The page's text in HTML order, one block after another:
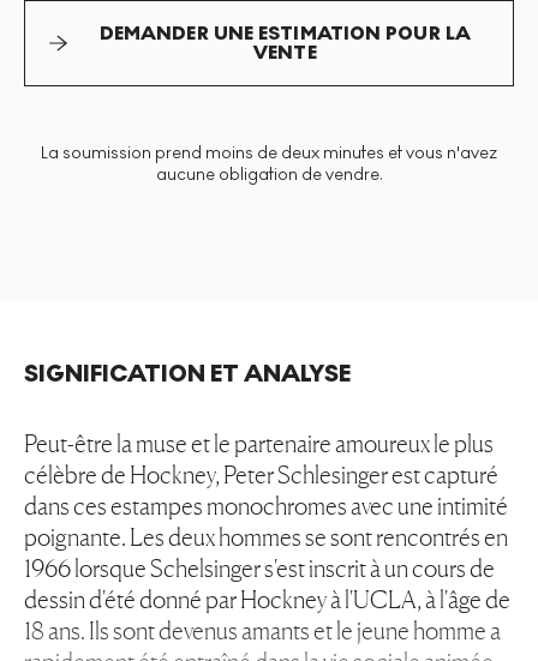
DEMANDER UNE ESTIMATION POUR LA
VENTE
La soumission prend moins de deux minutes et vous n'avez
aucune obligation de vendre.
SIGNIFICATION ET ANALYSE
Peut-être la muse et le partenaire amoureux le plus
célèbre de Hockney, Peter Schlesinger est capturé
dans ces estampes monochromes avec une intimité
poignante. Les deux hommes se sont rencontrés en
1966 lorsque Schelsinger s'est inscrit à un cours de
dessin d'été donné par Hockney à l'UCLA, à l'âge de
18 ans. Ils sont devenus amants et le jeune homme a